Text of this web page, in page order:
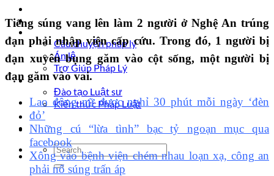
Luật sư tư vấn
Vấn đề pháp lý
Câu chuyện pháp lý
Án lệ
Trợ Giúp Pháp Lý
Nghề Luật
Đào tạo Luật sư
Kiến thức Pháp Luật
Kinh nghiệm – Kỹ năng
Tin tức pháp luật
Tiếng súng vang lên làm 2 người ở Nghệ An trúng
đạn phải nhập viện cấp cứu. Trong đó, 1 người bị
đạn xuyên bụng găm vào cột sống, một người bị
đạn găm vào vai.
Lao động nữ được nghỉ 30 phút mỗi ngày ‘đèn
đỏ’
Những cú “lừa tình” bạc tỷ ngoạn mục qua
facebook
Xông vào bệnh viện chém nhau loạn xạ, công an
phải nổ súng trấn áp